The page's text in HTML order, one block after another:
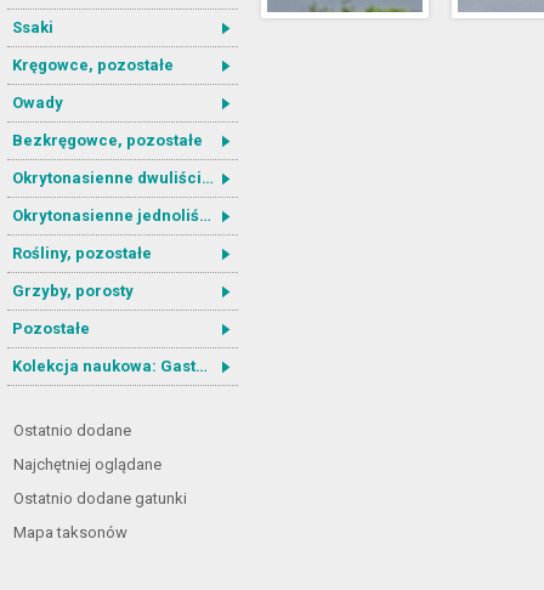
Ssaki
Kręgowce, pozostałe
Owady
Bezkręgowce, pozostałe
Okrytonasienne dwuliścienne
Okrytonasienne jednoliścienne
Rośliny, pozostałe
Grzyby, porosty
Pozostałe
Kolekcja naukowa: Gastrotricha
Ostatnio dodane
Najchętniej oglądane
Ostatnio dodane gatunki
Mapa taksonów